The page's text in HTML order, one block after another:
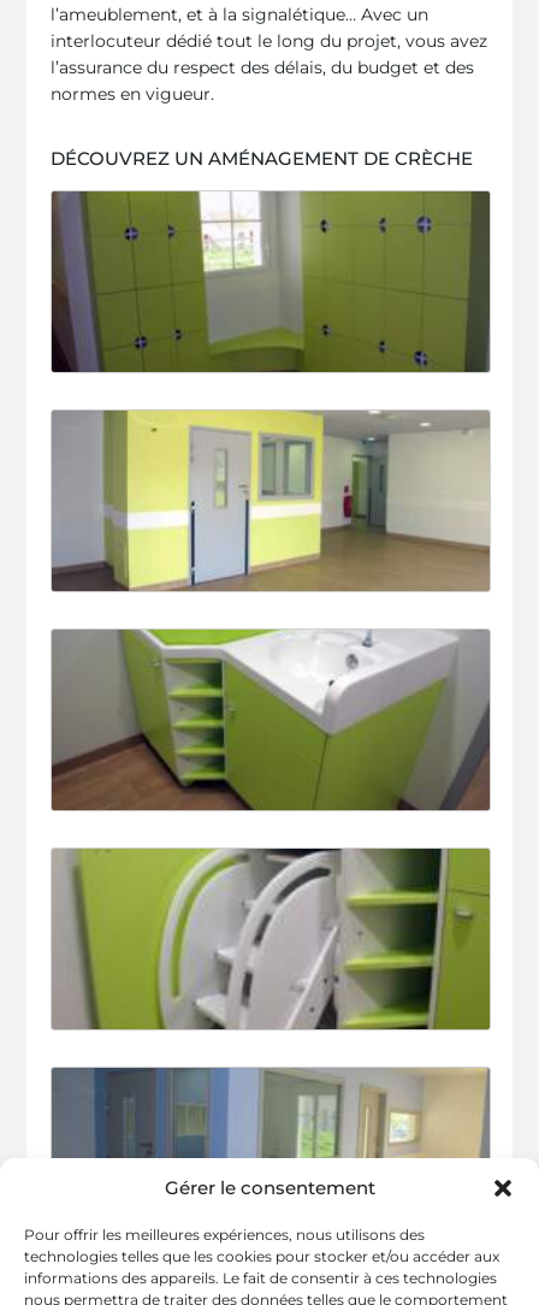
Gérer le consentement
Pour offrir les meilleures expériences, nous utilisons des
technologies telles que les cookies pour stocker et/ou accéder aux
informations des appareils. Le fait de consentir à ces technologies
nous permettra de traiter des données telles que le comportement
l’ameublement, et à la signalétique… Avec un
interlocuteur dédié tout le long du projet, vous avez
l’assurance du respect des délais, du budget et des
normes en vigueur.
DÉCOUVREZ UN AMÉNAGEMENT DE CRÈCHE